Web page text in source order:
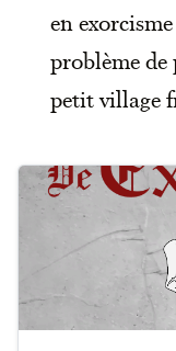
en
problème de
petit village